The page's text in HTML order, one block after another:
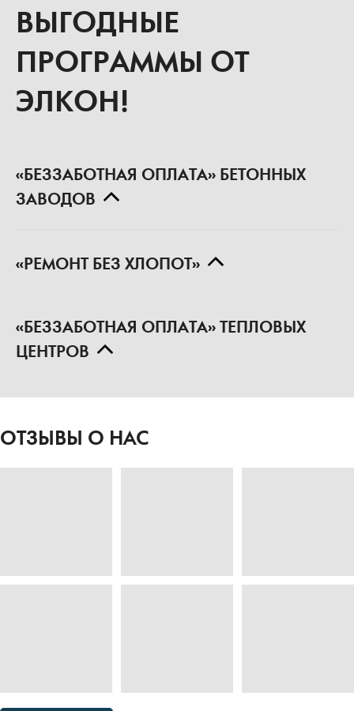
ВЫГОДНЫЕ
ПРОГРАММЫ ОТ
ЭЛКОН!
«БЕЗЗАБОТНАЯ ОПЛАТА» БЕТОННЫХ
ЗАВОДОВ
«РЕМОНТ БЕЗ ХЛОПОТ»
«БЕЗЗАБОТНАЯ ОПЛАТА» ТЕПЛОВЫХ
ЦЕНТРОВ
ОТЗЫВЫ О НАС